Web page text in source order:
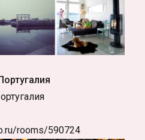
rooms/590724